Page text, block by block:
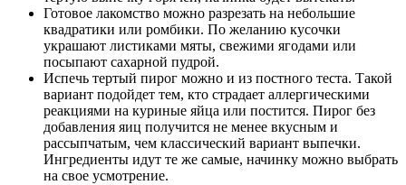
Готовое лакомство можно разрезать на небольшие
квадратики или ромбики. По желанию кусочки
украшают листиками мяты, свежими ягодами или
посыпают сахарной пудрой.
Испечь тертый пирог можно и из постного теста. Такой
вариант подойдет тем, кто страдает аллергическими
реакциями на куриные яйца или постится. Пирог без
добавления яиц получится не менее вкусным и
рассыпчатым, чем классический вариант выпечки.
Ингредиенты идут те же самые, начинку можно выбрать
на свое усмотрение.